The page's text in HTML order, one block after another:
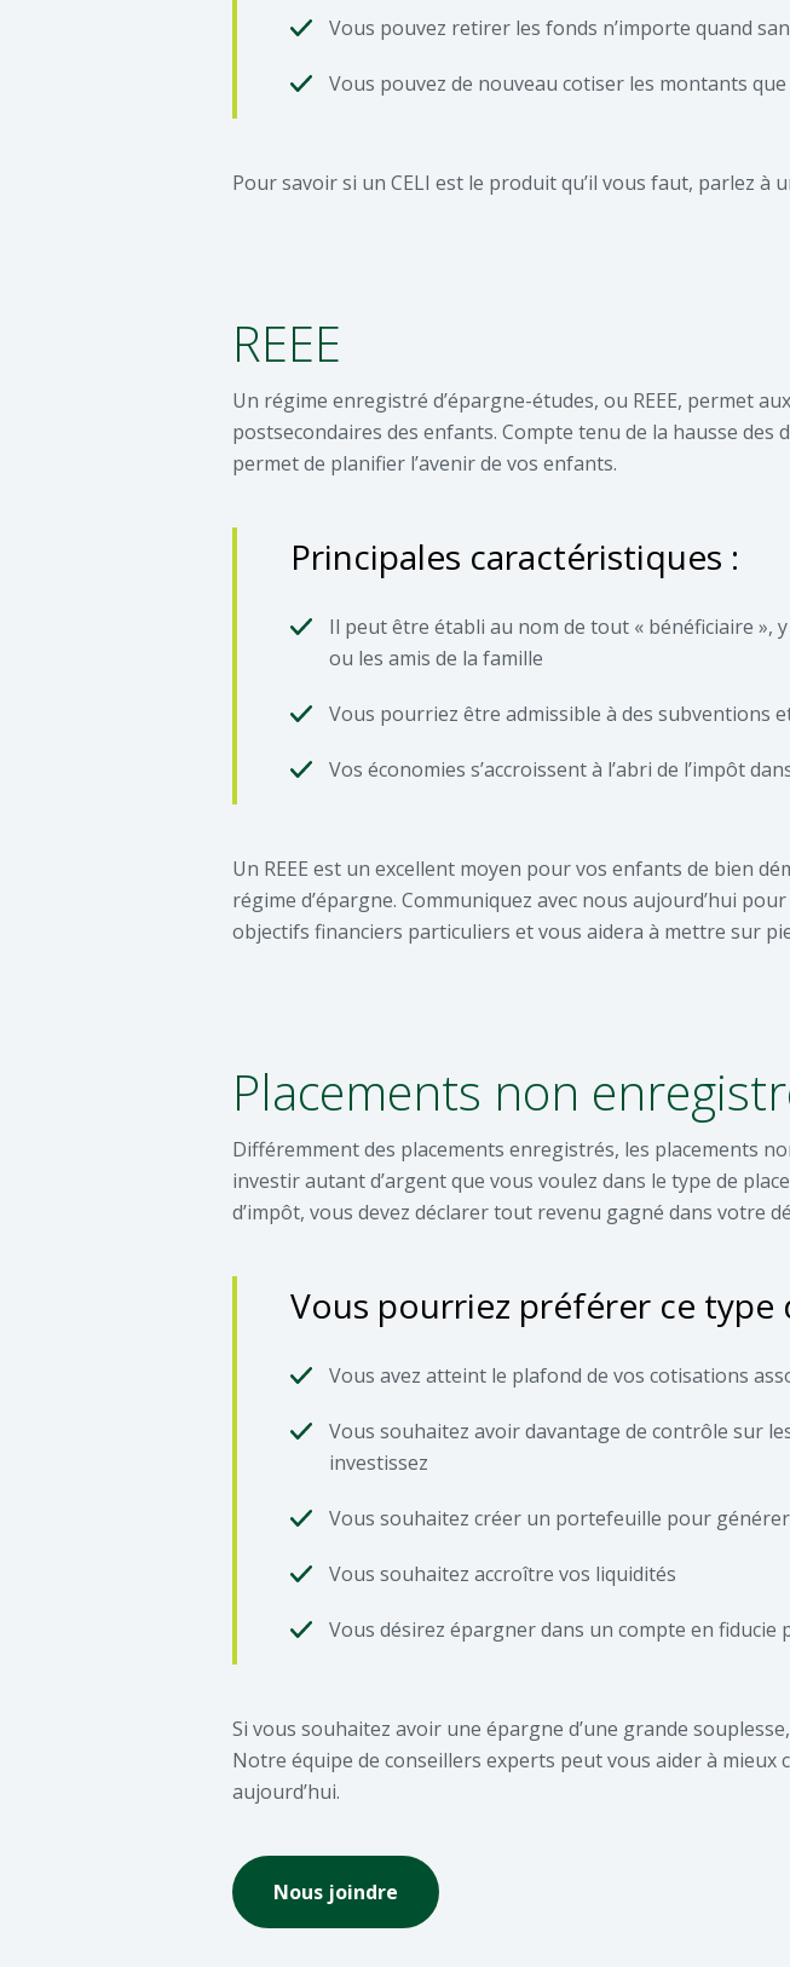
Vous pouvez retirer les fonds n’importe quand
Vous pouvez de nouveau cotiser les montants
Pour savoir si un CELI est le produit qu’il vous faut, parlez à
REEE
Un régime enregistré d’épargne-études, ou REEE, permet
postsecondaires des enfants. Compte tenu de la hausse des
permet de planifier l’avenir de vos enfants.
Principales caractéristiques :
Il peut être établi au nom de tout « bénéficiaire »,
ou les amis de la famille
Vous pourriez être admissible à des subventions
Vos économies s’accroissent à l’abri de l’impôt
Un REEE est un excellent moyen pour vos enfants de bien
régime d’épargne. Communiquez avec nous aujourd’hui
objectifs financiers particuliers et vous aidera à mettre sur
Placements non
Différemment des placements enregistrés, les placements
investir autant d’argent que vous voulez dans le type de
d’impôt, vous devez déclarer tout revenu gagné dans votre
Vous pourriez préférer ce type
Vous avez atteint le plafond de vos cotisations
Vous souhaitez avoir davantage de contrôle sur
investissez
Vous souhaitez créer un portefeuille pour
Vous souhaitez accroître vos liquidités
Vous désirez épargner dans un compte en
Si vous souhaitez avoir une épargne d’une grande
Notre équipe de conseillers experts peut vous aider à
aujourd’hui.
Nous joindre